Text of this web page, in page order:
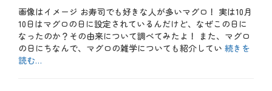
、
や
ま
ほ
と
と
日
画像はイメージ お寿司でも好きな人が多いマグロ！ 実は10月
10日はマグロの日に設定されているんだけど、なぜこの日に
なったのか？その由来について調べてみたよ！ また、マグロ
の日にちなんで、マグロの雑学についても紹介してい 続きを
読む…